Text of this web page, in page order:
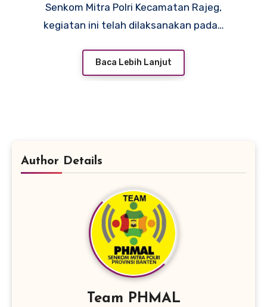
Senkom Mitra Polri Kecamatan Rajeg,
kegiatan ini telah dilaksanakan pada…
Baca Lebih Lanjut
Author Details
Team PHMAL